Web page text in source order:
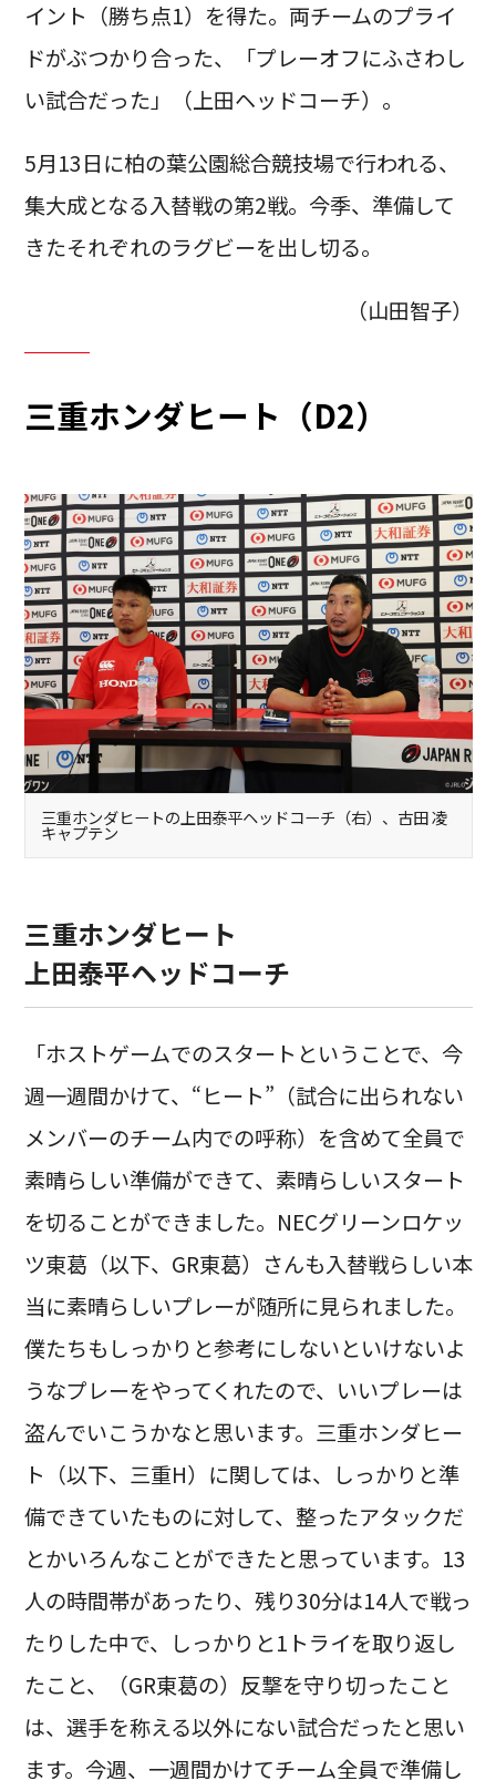
イント（勝ち点1）を得た。両チームのプライ
ドがぶつかり合った、「プレーオフにふさわし
い試合だった」（上田ヘッドコーチ）。
5月13日に柏の葉公園総合競技場で行われる、
集大成となる入替戦の第2戦。今季、準備して
きたそれぞれのラグビーを出し切る。
（山田智子）
三重ホンダヒート（D2）
三重ホンダヒートの上田泰平ヘッドコーチ（右）、古田 凌
キャプテン
三重ホンダヒート
上田泰平ヘッドコーチ
「ホストゲームでのスタートということで、今
週一週間かけて、“ヒート”（試合に出られない
メンバーのチーム内での呼称）を含めて全員で
素晴らしい準備ができて、素晴らしいスタート
を切ることができました。NECグリーンロケッ
ツ東葛（以下、GR東葛）さんも入替戦らしい本
当に素晴らしいプレーが随所に見られました。
僕たちもしっかりと参考にしないといけないよ
うなプレーをやってくれたので、いいプレーは
盗んでいこうかなと思います。三重ホンダヒー
ト（以下、三重H）に関しては、しっかりと準
備できていたものに対して、整ったアタックだ
とかいろんなことができたと思っています。13
人の時間帯があったり、残り30分は14人で戦っ
たりした中で、しっかりと1トライを取り返し
たこと、（GR東葛の）反撃を守り切ったこと
は、選手を称える以外にない試合だったと思い
ます。今週、一週間かけてチーム全員で準備し